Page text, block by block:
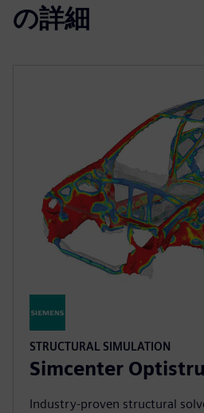
の詳細
STRUCTURAL SIMULATION
Simcenter
Industry‑proven structural